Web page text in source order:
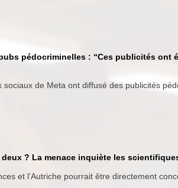
pédocriminelles : “Ces publicités ont
de Meta ont diffusé des publicités
? La menace inquiète les
et l’Autriche pourrait être directement